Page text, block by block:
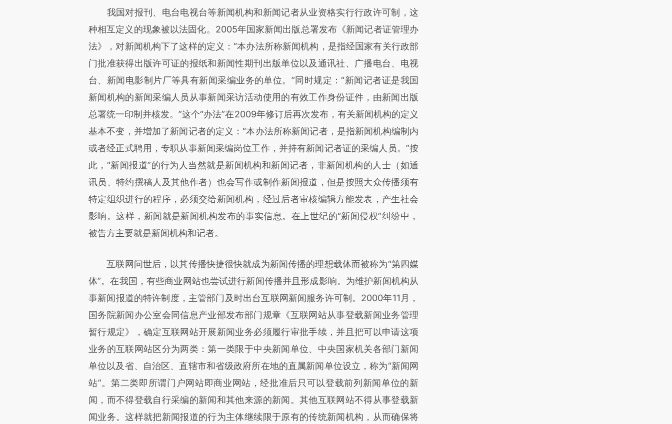
我国对报刊、电台电视台等新闻机构和新闻记者从业资格实行行政许可制，这
种相互定义的现象被以法固化。2005年国家新闻出版总署发布《新闻记者证管理办
法》，对新闻机构下了这样的定义：“本办法所称新闻机构，是指经国家有关行政部
门批准获得出版许可证的报纸和新闻性期刊出版单位以及通讯社、广播电台、电视
台、新闻电影制片厂等具有新闻采编业务的单位。”同时规定：“新闻记者证是我国
新闻机构的新闻采编人员从事新闻采访活动使用的有效工作身份证件，由新闻出版
总署统一印制并核发。”这个“办法”在2009年修订后再次发布，有关新闻机构的定义
基本不变，并增加了新闻记者的定义：“本办法所称新闻记者，是指新闻机构编制内
或者经正式聘用，专职从事新闻采编岗位工作，并持有新闻记者证的采编人员。”按
此，“新闻报道”的行为人当然就是新闻机构和新闻记者，非新闻机构的人士（如通
讯员、特约撰稿人及其他作者）也会写作或制作新闻报道，但是按照大众传播须有
特定组织进行的程序，必须交给新闻机构，经过后者审核编辑方能发表，产生社会
影响。这样，新闻就是新闻机构发布的事实信息。在上世纪的“新闻侵权”纠纷中，
被告方主要就是新闻机构和记者。
互联网问世后，以其传播快捷很快就成为新闻传播的理想载体而被称为“第四媒
体”。在我国，有些商业网站也尝试进行新闻传播并且形成影响。为维护新闻机构从
事新闻报道的特许制度，主管部门及时出台互联网新闻服务许可制。2000年11月，
国务院新闻办公室会同信息产业部发布部门规章《互联网站从事登载新闻业务管理
暂行规定》，确定互联网站开展新闻业务必须履行审批手续，并且把可以申请这项
业务的互联网站区分为两类：第一类限于中央新闻单位、中央国家机关各部门新闻
单位以及省、自治区、直辖市和省级政府所在地的直属新闻单位设立，称为“新闻网
站”。第二类即所谓门户网站即商业网站，经批准后只可以登载前列新闻单位的新
闻，而不得登载自行采编的新闻和其他来源的新闻。其他互联网站不得从事登载新
闻业务。这样就把新闻报道的行为主体继续限于原有的传统新闻机构，从而确保将